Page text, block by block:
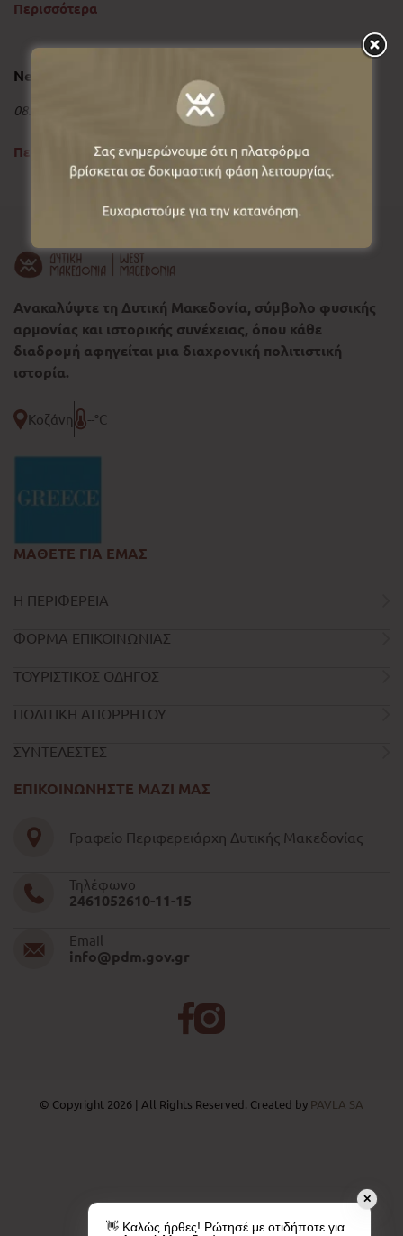
Περισσότερα
Newsletter Ιανουαρίου – Φεβρουαρίου 2025
08.01.2025
Περισσότερα
Ανακαλύψτε τη Δυτική Μακεδονία, σύμβολο φυσικής
αρμονίας και ιστορικής συνέχειας, όπου κάθε
διαδρομή αφηγείται μια διαχρονική πολιτιστική
ιστορία.
Κοζάνη --°C
ΜΑΘΕΤΕ ΓΙΑ ΕΜΑΣ
Η ΠΕΡΙΦΕΡΕΙΑ
ΦΟΡΜΑ ΕΠΙΚΟΙΝΩΝΙΑΣ
ΤΟΥΡΙΣΤΙΚΟΣ ΟΔΗΓΟΣ
ΠΟΛΙΤΙΚΗ ΑΠΟΡΡΗΤΟΥ
ΣΥΝΤΕΛΕΣΤΕΣ
ΕΠΙΚΟΙΝΩΝΗΣΤΕ ΜΑΖΙ ΜΑΣ
Γραφείο Περιφερειάρχη Δυτικής Μακεδονίας
Τηλέφωνο
2461052610-11-15
Email
info@pdm.gov.gr
© Copyright 2026 | All Rights Reserved. Created by PAVLA SA
✕
👋 Καλώς ήρθες! Ρώτησέ με οτιδήποτε για